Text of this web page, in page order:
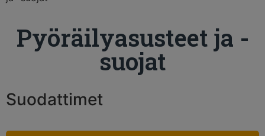
Pyöräilyasusteet ja -
suojat
Suodattimet